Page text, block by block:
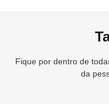
Fique por dentro de
da